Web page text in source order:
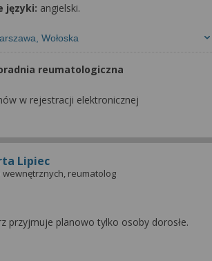
Wołoska
języki: angielski.
reumatologiczna
w rejestracji elektronicznej
Lipiec
reumatolog
przyjmuje planowo tylko osoby dorosłe.